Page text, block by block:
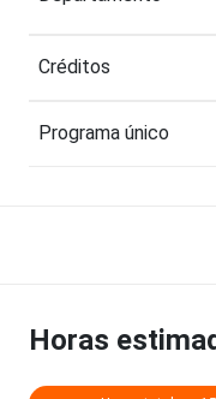
Créditos
Programa único
Horas